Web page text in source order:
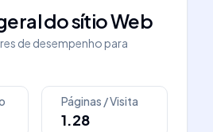
do sítio Web
de desempenho para
Páginas / Visita
1.28